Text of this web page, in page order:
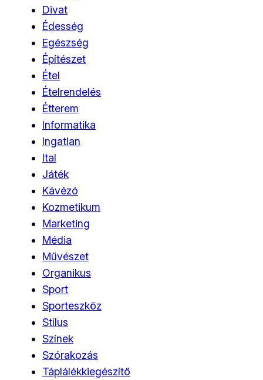
Divat
Édesség
Egészség
Építészet
Étel
Ételrendelés
Étterem
Informatika
Ingatlan
Ital
Játék
Kávézó
Kozmetikum
Marketing
Média
Művészet
Organikus
Sport
Sporteszköz
Stílus
Színek
Szórakozás
Táplálékkiegészítő